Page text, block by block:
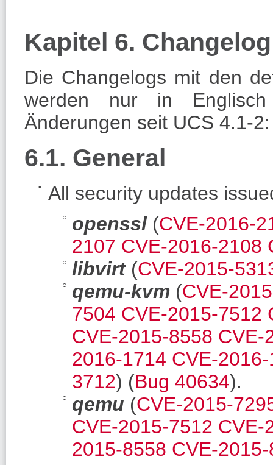
Kapitel 6. Changelog
Die Changelogs mit den
werden nur in
Änderungen seit UCS 4.1-2:
6.1. General
All security updates
openssl(CVE-2016-
2107 CVE-2016-2108
libvirt(CVE-2015-
qemu-kvm (CVE-
7504 CVE-2015-7512
CVE-2015-8558 CVE-
2016-1714 CVE-
3712) (Bug 40634).
qemu (CVE-2015-
CVE-2015-7512 CVE-
2015-8558 CVE-